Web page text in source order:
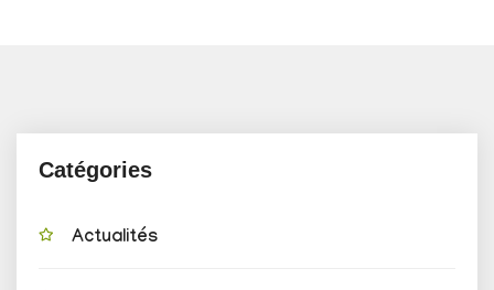
Catégories
Actualités